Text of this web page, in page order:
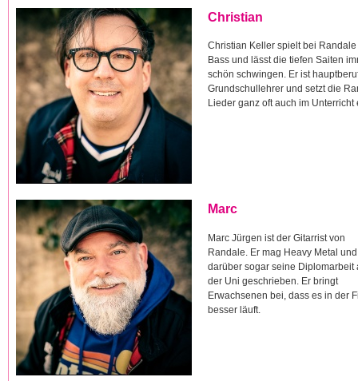
Christian
Christian Keller spielt bei
Bass und lässt die tiefen Saiten
schön schwingen. Er ist
Grundschullehrer und setzt die
Lieder ganz oft auch im Unterricht
Marc
Marc Jürgen ist der Gitarrist von
Randale. Er mag Heavy Metal
darüber sogar seine Diplomarbeit
der Uni geschrieben. Er bringt
Erwachsenen bei, dass es in der
besser läuft.